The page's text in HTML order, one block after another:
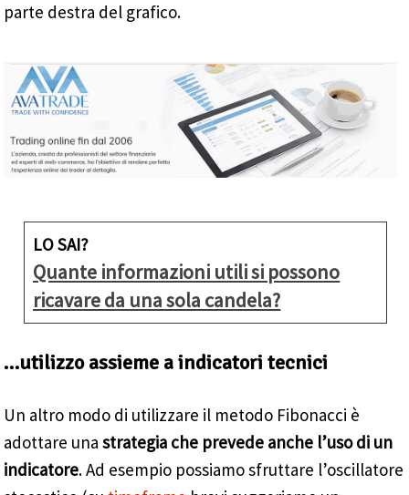
parte destra del grafico.
LO SAI?
Quante informazioni utili si possono
ricavare da una sola candela?
…utilizzo assieme a indicatori tecnici
Un altro modo di utilizzare il metodo Fibonacci è
adottare unastrategia che prevede anche l’uso di un
indicatore. Ad esempio possiamo sfruttare l’oscillatore